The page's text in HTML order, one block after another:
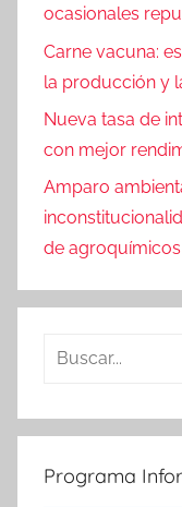
ocasionales
Carne vacuna:
la producción y
Nueva tasa de
con mejor
Amparo
de agroquímicos
Buscar:
Programa